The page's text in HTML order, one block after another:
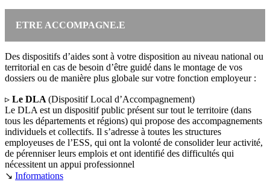
ETRE ACCOMPAGNE.E
Des dispositifs d’aides sont à votre disposition au niveau national ou
territorial en cas de besoin d’être guidé dans le montage de vos
dossiers ou de manière plus globale sur votre fonction employeur :
▹ Le DLA(Dispositif Local d’Accompagnement)
Le DLA est un dispositif public présent sur tout le territoire (dans
tous les départements et régions) qui propose des accompagnements
individuels et collectifs. Il s’adresse à toutes les structures
employeuses de l’ESS, qui ont la volonté de consolider leur activité,
de pérenniser leurs emplois et ont identifié des difficultés qui
nécessitent un appui professionnel
↘ Informations